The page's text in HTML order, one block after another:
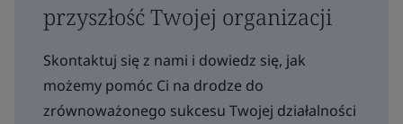
przyszłość Twojej organizacji
Skontaktuj się z nami i dowiedz się, jak
możemy pomóc Ci na drodze do
zrównoważonego sukcesu Twojej działalności